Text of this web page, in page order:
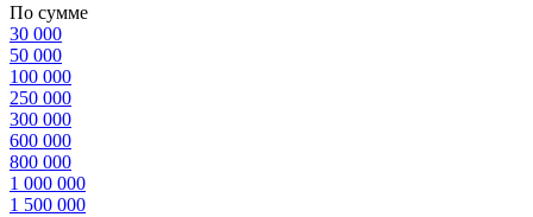
По сумме
30 000
50 000
100 000
250 000
300 000
600 000
800 000
1 000 000
1 500 000